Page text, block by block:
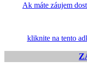
Ak máte záujem
kliknite na tento